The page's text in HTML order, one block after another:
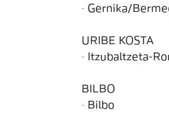
· Gernika/
URIBE KOSTA
· Itzubaltzeta-
BILBO
· Bilbo